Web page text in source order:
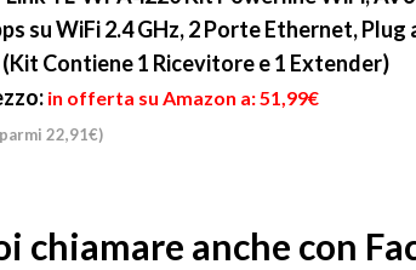
su WiFi 2.4 GHz, 2 Porte Ethernet,
Contiene 1 Ricevitore e 1 Extender)
in offerta su Amazon a: 51,99€
22,91€)
chiamare anche con